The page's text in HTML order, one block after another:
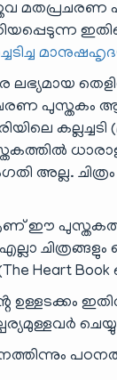
ലഭ്യമായ
പുസ്തകം
ധാരാളം
അല്ല.
ഈ
ചിത്രങ്ങളും
Heart
ഉള്ളടക്കം